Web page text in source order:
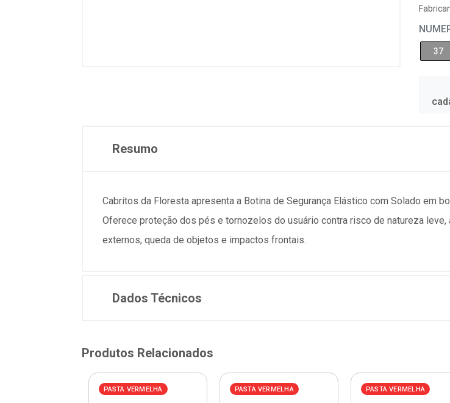
37
Resumo
Cabritos da Floresta apresenta a Botina de Segurança Elástico com Solado em
Oferece proteção dos pés e tornozelos do usuário contra risco de natureza
externos, queda de objetos e impactos frontais.
Dados Técnicos
Produtos Relacionados
PASTA VERMELHA PASTA VERMELHA PASTA VERMELHA